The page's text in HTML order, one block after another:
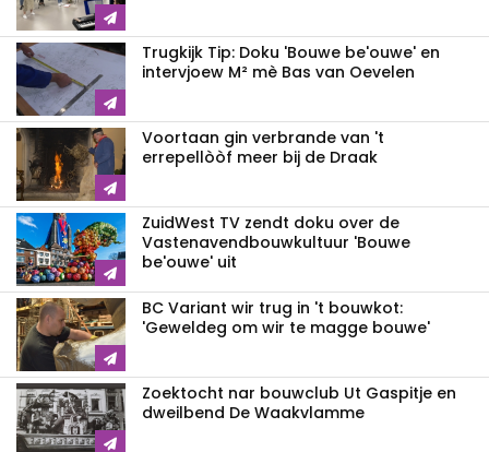
Trugkijk Tip: Doku 'Bouwe be'ouwe' en
intervjoew M² mè Bas van Oevelen
Voortaan gin verbrande van 't
errepellòòf meer bij de Draak
ZuidWest TV zendt doku over de
Vastenavend­bouwkultuur 'Bouwe
be'ouwe' uit
BC Variant wir trug in 't bouwkot:
'Geweldeg om wir te magge bouwe'
Zoektocht nar bouwclub Ut Gaspitje en
dweilbend De Waakvlamme